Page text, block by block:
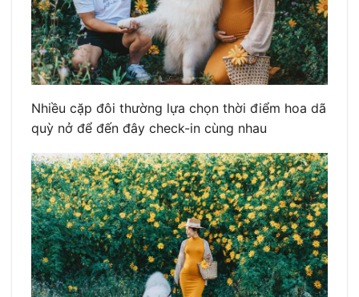
Nhiều cặp đôi thường lựa chọn thời điểm hoa dã
quỳ nở để đến đây check-in cùng nhau